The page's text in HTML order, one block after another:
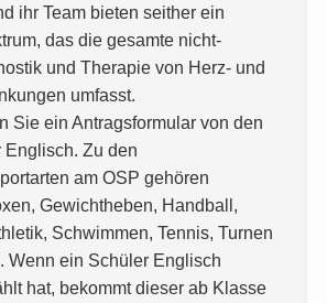
ihr Team bieten seither ein
das die gesamte nicht-
und Therapie von Herz- und
umfasst.
Sie ein Antragsformular von den
Englisch. Zu den
am OSP gehören
Gewichtheben, Handball,
Schwimmen, Tennis, Turnen
Wenn ein Schüler Englisch
hat, bekommt dieser ab Klasse